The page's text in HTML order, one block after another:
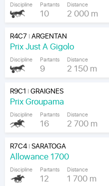
Discipline Partants
10
Distance
2 000 m
R4C7 |ARGENTAN
Prix Just A Gigolo
Discipline Partants
9
Distance
2 150 m
R9C1 |GRAIGNES
Prix Groupama
Discipline Partants
16
Distance
2 700 m
R7C4|SARATOGA
Allowance 1700
Discipline Partants
12
Distance
1 700 m